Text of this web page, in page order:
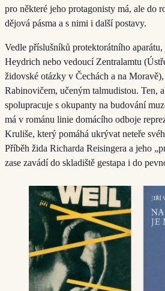
pro některé jeho protagonisty má, ale do
dějová pásma a s nimi i další postavy.
Vedle příslušníků protektorátního
Heydrich nebo vedoucí Zentralamtu
židovské otázky v Čechách a na
Rabinovičem, učeným talmudistou. Ten,
spolupracuje s okupanty na budování
má v románu linie domácího odboje
Kruliše, který pomáhá ukrývat neteře
Příběh žida Richarda Reisingera a jeho
zase zavádí do skladiště gestapa i do